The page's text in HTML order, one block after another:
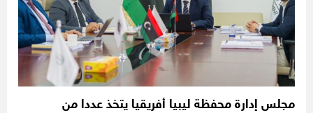
مجلس إدارة محفظة ليبيا أفريقيا يتخذ عددا من